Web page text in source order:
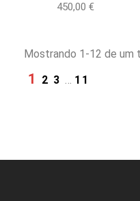
Preço
450,00 €
Mostrando 1-12 de um
1 2 3 … 11